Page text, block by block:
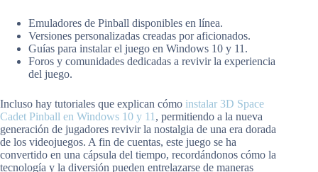
Emuladores de Pinball disponibles en línea.
Versiones personalizadas creadas por aficionados.
Guías para instalar el juego en Windows 10 y 11.
Foros y comunidades dedicadas a revivir la experiencia
del juego.
Incluso hay tutoriales que explican cómo instalar 3D Space
Cadet Pinball en Windows 10 y 11 , permitiendo a la nueva
generación de jugadores revivir la nostalgia de una era dorada
de los videojuegos. A fin de cuentas, este juego se ha
convertido en una cápsula del tiempo, recordándonos cómo la
tecnología y la diversión pueden entrelazarse de maneras